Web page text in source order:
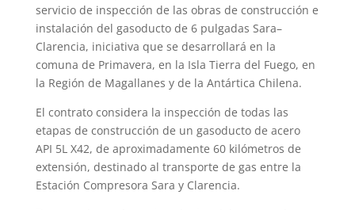
servicio de inspección de las obras de construcción e
instalación del gasoducto de 6 pulgadas Sara–
Clarencia, iniciativa que se desarrollará en la
comuna de Primavera, en la Isla Tierra del Fuego, en
la Región de Magallanes y de la Antártica Chilena.
El contrato considera la inspección de todas las
etapas de construcción de un gasoducto de acero
API 5L X42, de aproximadamente 60 kilómetros de
extensión, destinado al transporte de gas entre la
Estación Compresora Sara y Clarencia.